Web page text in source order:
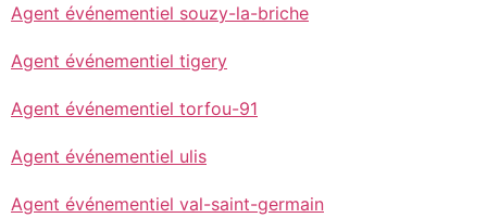
Agent événementiel souzy-la-briche
Agent événementiel tigery
Agent événementiel torfou-91
Agent événementiel ulis
Agent événementiel val-saint-germain